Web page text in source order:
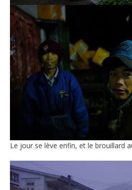
Le jour se lève enfin, et le brouillard